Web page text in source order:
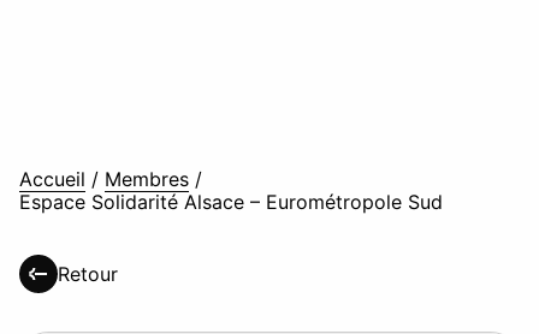
Accueil / Membres /
Espace Solidarité Alsace – Eurométropole Sud
Retour